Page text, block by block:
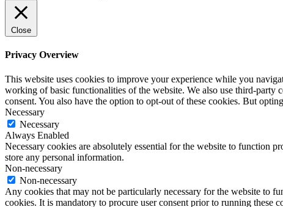
Close
Privacy Overview
This website uses cookies to improve your experience while you
working of basic functionalities of the website. We also use third-party
consent. You also have the option to opt-out of these cookies. But
Necessary
Necessary
Always Enabled
Necessary cookies are absolutely essential for the website to function
store any personal information.
Non-necessary
Non-necessary
Any cookies that may not be particularly necessary for the website to
cookies. It is mandatory to procure user consent prior to running these